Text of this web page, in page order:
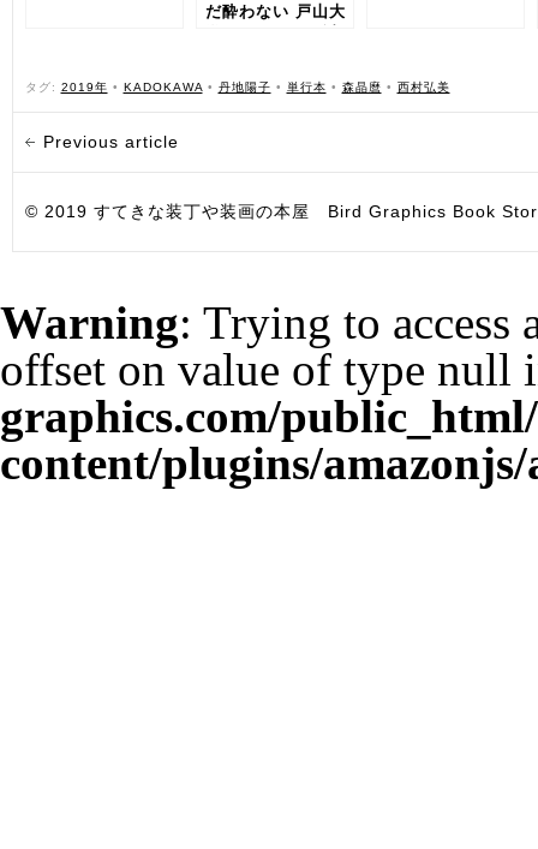
だ酔わない 戸山大
タグ: 2019年 • KADOKAWA • 丹地陽子 • 単行本 • 森晶麿 • 西村弘美
Previous article
© 2019 すてきな装丁や装画の本屋 Bird Graphics Book
Warning: Trying to access
offset on value of type null
graphics.com/
content/plugins/